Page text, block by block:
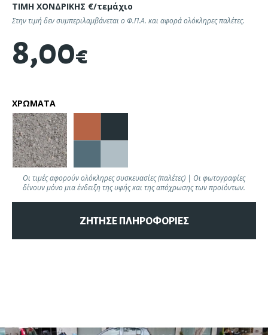
ΤΙΜΗ ΧΟΝΔΡΙΚΗΣ €/τεμάχιο
Στην τιμή δεν συμπεριλαμβάνεται ο Φ.Π.Α. και αφορά ολόκληρες παλέτες.
8,00€
ΧΡΩΜΑΤΑ
Οι τιμές αφορούν ολόκληρες συσκευασίες (παλέτες) | Οι φωτογραφίες
δίνουν μόνο μια ένδειξη της υφής και της απόχρωσης των προϊόντων.
ΖΗΤΗΣΕ ΠΛΗΡΟΦΟΡΙΕΣ